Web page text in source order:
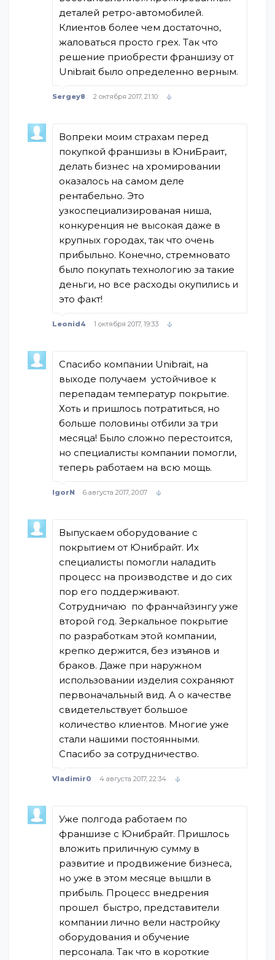
деталей ретро-автомобилей.
Клиентов более чем достаточно,
жаловаться просто грех. Так что
решение приобрести франшизу от
Unibrait было определенно верным.
Sergey8 2 октября 2017, 21:10
Вопреки моим страхам перед
покупкой франшизы в ЮниБраит,
делать бизнес на хромировании
оказалось на самом деле
рентабельно. Это
узкоспециализированая ниша,
конкуренция не высокая даже в
крупных городах, так что очень
прибыльно. Конечно, стремновато
было покупать технологию за такие
деньги, но все расходы окупились и
это факт!
Leonid4 1 октября 2017, 19:33
Спасибо компании Unibrait, на
выходе получаем устойчивое к
перепадам температур покрытие.
Хоть и пришлось потратиться, но
больше половины отбили за три
месяца! Было сложно перестоится,
но специалисты компании помогли,
теперь работаем на всю мощь.
IgorN 6 августа 2017, 20:07
Выпускаем оборудование с
покрытием от Юнибрайт. Их
специалисты помогли наладить
процесс на производстве и до сих
пор его поддерживают.
Сотрудничаю по франчайзингу уже
второй год. Зеркальное покрытие
по разработкам этой компании,
крепко держится, без изъянов и
браков. Даже при наружном
использовании изделия сохраняют
первоначальный вид. А о качестве
свидетельствует большое
количество клиентов. Многие уже
стали нашими постоянными.
Спасибо за сотрудничество.
Vladimir0 4 августа 2017, 22:34
Уже полгода работаем по
франшизе с Юнибрайт. Пришлось
вложить приличную сумму в
развитие и продвижение бизнеса,
но уже в этом месяце вышли в
прибыль. Процесс внедрения
прошел быстро, представители
компании лично вели настройку
оборудования и обучение
персонала. Так что в короткие